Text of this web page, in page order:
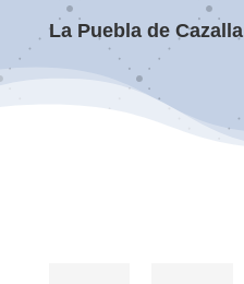
La Puebla de Cazalla